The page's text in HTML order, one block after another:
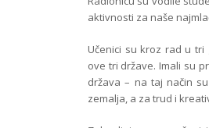
aktivnosti za naše
Učenici su kroz rad u tri
ove tri države. Imali su
država – na taj način
zemalja, a za trud i